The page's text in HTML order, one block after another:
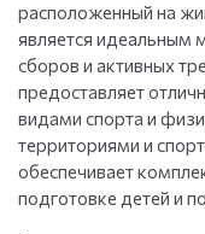
расположенный на
является идеальным
сборов и активных
предоставляет
видами спорта и
территориями и
обеспечивает
подготовке детей и